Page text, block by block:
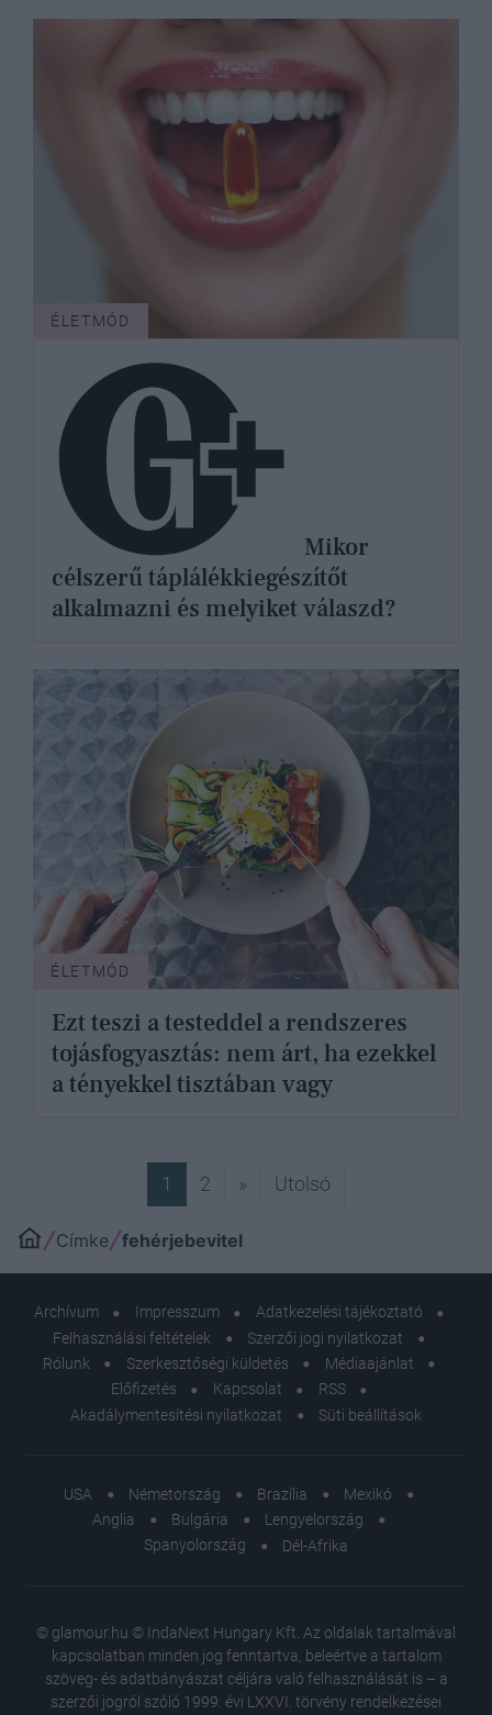
ÉLETMÓD
célszerű táplálékkiegészítőt
alkalmazni és melyiket válaszd?
ÉLETMÓD
Ezt teszi a testeddel a rendszeres
tojásfogyasztás: nem árt, ha ezekkel
a tényekkel tisztában vagy
1 2 » Következő
Utolsó
Címke fehérjebevitel
Archívum Impresszum
Adatkezelési tájékoztató
Felhasználási feltételek
Szerzői jogi nyilatkozat
Rólunk
Szerkesztőségi küldetés
Médiaajánlat
Előfizetés
Kapcsolat
RSS
Akadálymentesítési nyilatkozat
Süti beállítások
USA Németország Brazília
Mexikó
Anglia
Bulgária
Lengyelország
Spanyolország
Dél-Afrika
© glamour.hu © IndaNext Hungary Kft. Az oldalak tartalmával
kapcsolatban minden jog fenntartva, beleértve a tartalom
szöveg- és adatbányászat céljára való felhasználását is – a
szerzői jogról szóló 1999. évi LXXVI. törvény rendelkezései